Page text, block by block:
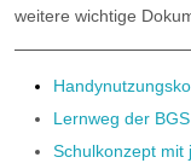
weitere wichtige
Lernweg der BGS
Schulkonzept mit